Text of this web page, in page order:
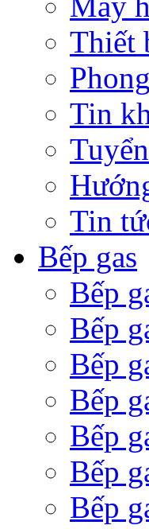
Thiết
Tin
Tin
Bếp gas
Bếp
Bếp
Bếp
Bếp
Bếp
Bếp
Bếp